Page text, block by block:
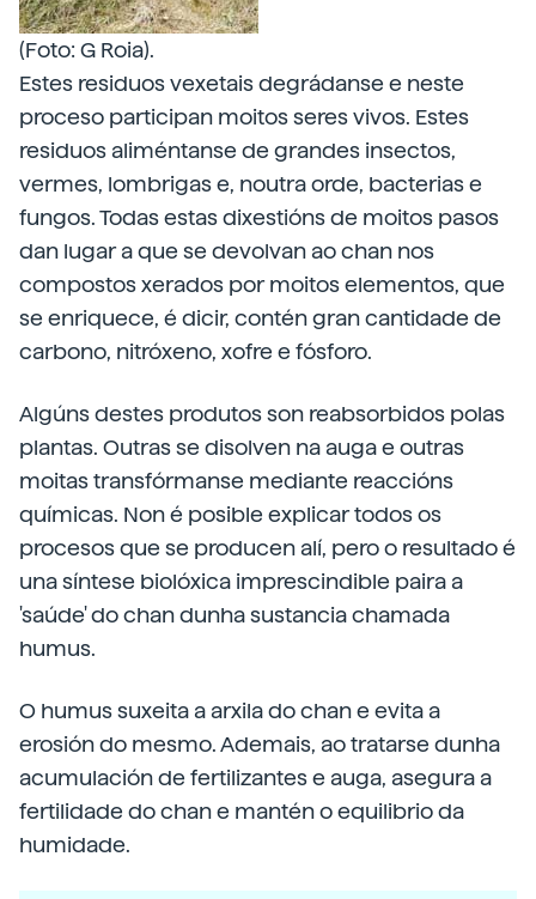
(Foto: G Roia).
Estes residuos vexetais degrádanse e neste
proceso participan moitos seres vivos. Estes
residuos aliméntanse de grandes insectos,
vermes, lombrigas e, noutra orde, bacterias e
fungos. Todas estas dixestións de moitos pasos
dan lugar a que se devolvan ao chan nos
compostos xerados por moitos elementos, que
se enriquece, é dicir, contén gran cantidade de
carbono, nitróxeno, xofre e fósforo.
Algúns destes produtos son reabsorbidos polas
plantas. Outras se disolven na auga e outras
moitas transfórmanse mediante reaccións
químicas. Non é posible explicar todos os
procesos que se producen alí, pero o resultado é
una síntese biolóxica imprescindible paira a
'saúde' do chan dunha sustancia chamada
humus.
O humus suxeita a arxila do chan e evita a
erosión do mesmo. Ademais, ao tratarse dunha
acumulación de fertilizantes e auga, asegura a
fertilidade do chan e mantén o equilibrio da
humidade.